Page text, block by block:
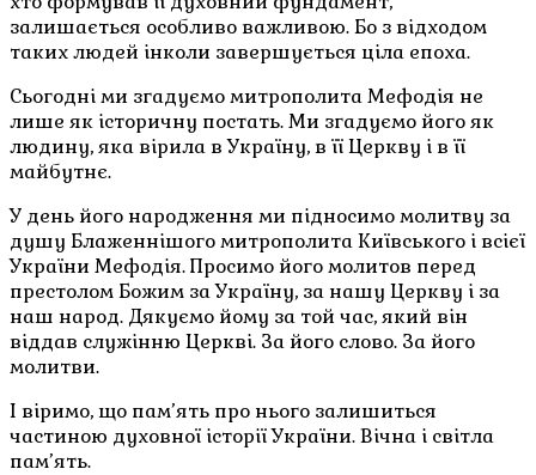
залишається особливо важливою. Бо з відходом
таких людей інколи завершується ціла епоха.
Сьогодні ми згадуємо митрополита Мефодія не
лише як історичну постать. Ми згадуємо його як
людину, яка вірила в Україну, в її Церкву і в її
майбутнє.
У день його народження ми підносимо молитву за
душу Блаженнішого митрополита Київського і всієї
України Мефодія. Просимо його молитов перед
престолом Божим за Україну, за нашу Церкву і за
наш народ. Дякуємо йому за той час, який він
віддав служінню Церкві. За його слово. За його
молитви.
І віримо, що пам’ять про нього залишиться
частиною духовної історії України. Вічна і світла
пам’ять.